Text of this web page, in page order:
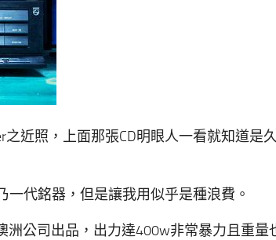
近照，上面那張CD明眼人一看就知道是久
一代銘器，但是讓我用似乎是種浪費。
洲公司出品，出力達400w非常暴力且重量